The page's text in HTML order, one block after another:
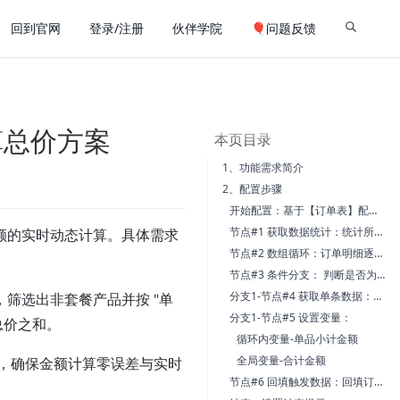
回到官网 登录/注册 伙伴学院 🎈问题反馈
价方案
的实时动态计算。具体需求
筛选出非套餐产品并按 "单
之和。
确保金额计算零误差与实时
本页目录
1、功能需求简介
2、配置步骤
开始配置：基于【订单表】配置自动填写
节点#1 获取数据统计：统计所选套餐的价格
节点#2 数组循环：订单明细逐条循环
节点#3 条件分支： 判断是否为非套餐单品
分支1-节点#4 获取单条数据：查询循环数据的产品信息
分支1-节点#5 设置变量：
循环内变量-单品小计金额
全局变量-合计金额
节点#6 回填触发数据：回填订单总额